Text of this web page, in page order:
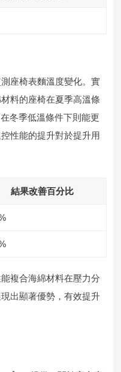
座椅表麵溫度變化。實
料的座椅在夏季高溫條
冬季低溫條件下則能更
性能的提升對於提升用
結果改善百分比
複合海綿材料在壓力分
出顯著優勢，有效提升